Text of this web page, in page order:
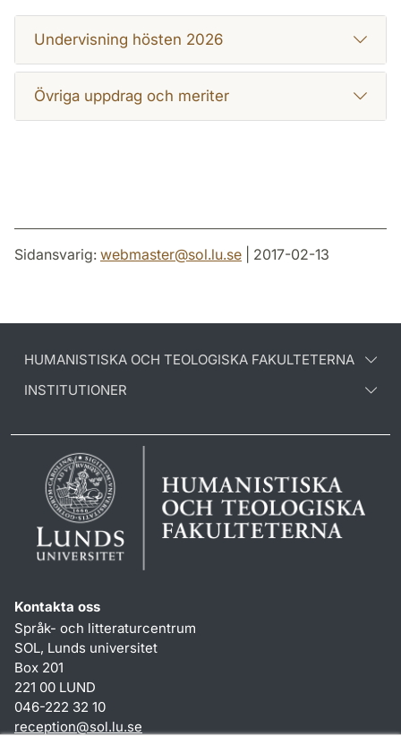
Undervisning hösten 2026
Övriga uppdrag och meriter
Sidansvarig: webmaster@sol.lu.se | 2017-02-13
HUMANISTISKA OCH TEOLOGISKA FAKULTETERNA
INSTITUTIONER
Kontakta oss
Språk- och litteraturcentrum
SOL, Lunds universitet
Box 201
221 00 LUND
046-222 32 10
reception@sol.lu.se